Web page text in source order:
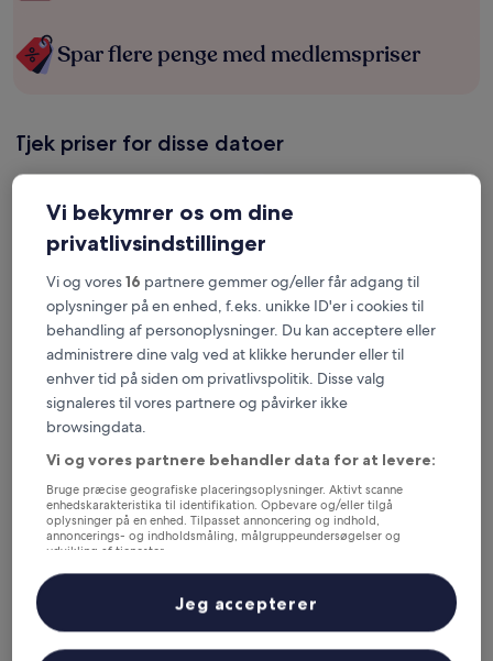
Spar flere penge med medlemspriser
Tjek priser for disse datoer
6. aug. - 7. aug.
Denne weekend
De 5 mest populære hoteller i
Hyderabad – et overblik
PC Legacy Hyderabad— 3-stjernet hotel i Hyderabad.
Gæstebedømmelse: 9,6/10 – Enestående.
Hvor skal du overnatte i
Hyderabad?
Ejendomme er valgt ud fra ægte anmeldelser fra rejsende og
popularitet blandt gæster, der har booket en overnatning i
konsekvent komfort, beliggenhed og de rejsendes oplevelse.
Senest opdateret den6. august 2026.
Læs mindre
PC Legacy Hyderabad
Vi bekymrer os om dine
privatlivsindstillinger
Vi og vores16 partnere gemmer og/eller får adgang til
oplysninger på en enhed, f.eks. unikke ID'er i cookies til
behandling af personoplysninger. Du kan acceptere eller
administrere dine valg ved at klikke herunder eller til
enhver tid på siden om privatlivspolitik. Disse valg
signaleres til vores partnere og påvirker ikke
browsingdata.
Vi og vores partnere behandler data for at levere:
Bruge præcise geografiske placeringsoplysninger. Aktivt scanne
enhedskarakteristika til identifikation. Opbevare og/eller tilgå
oplysninger på en enhed. Tilpasset annoncering og indhold,
annoncerings- og indholdsmåling, målgruppeundersøgelser og
udvikling af tjenester.
Liste over partnere (leverandører)
Jeg accepterer